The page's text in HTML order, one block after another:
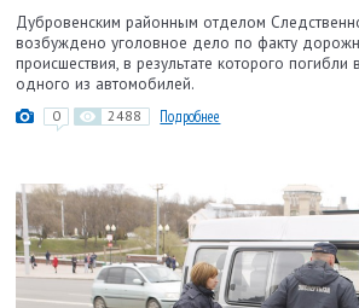
Дубровенским районным отделом
возбуждено уголовное дело по факту
происшествия, в результате которого погибли
одного из автомобилей.
0 2488 Подробнее